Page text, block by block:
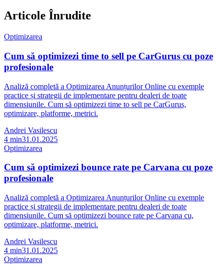
Articole Înrudite
Optimizarea
Cum să optimizezi time to sell pe CarGurus cu poze
profesionale
Analiză completă a Optimizarea Anunțurilor Online cu exemple
practice și strategii de implementare pentru dealeri de toate
dimensiunile. Cum să optimizezi time to sell pe CarGurus,
optimizare, platforme, metrici.
Andrei Vasilescu
4 min31.01.2025
Optimizarea
Cum să optimizezi bounce rate pe Carvana cu poze
profesionale
Analiză completă a Optimizarea Anunțurilor Online cu exemple
practice și strategii de implementare pentru dealeri de toate
dimensiunile. Cum să optimizezi bounce rate pe Carvana cu,
optimizare, platforme, metrici.
Andrei Vasilescu
4 min31.01.2025
Optimizarea